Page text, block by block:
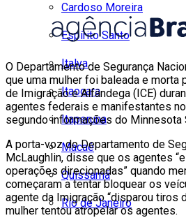
Cardoso Moreira
Espírito Santo
Italva
Itaocara
Itaperuna
Macaé
Quissamã
Rio de Janeiro
O Departamento de Segurança
que uma mulher foi baleada e morta
de Imigração e Alfândega (ICE)
agentes federais e manifestantes
segundo informações do Minnesota
A porta-voz do Departamento de
McLaughlin, disse que os agentes
operações direcionadas” quando
começaram a tentar bloquear os
agente da Imigração “disparou tiros
mulher tentou atropelar os agentes.